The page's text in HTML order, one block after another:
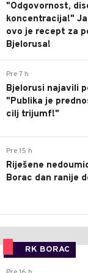
"Odgovornost,
koncentracija!"
ovo je recept za
Bjelorusa!
Pre 7 h
Bjelorusi najavili
"Publika je
cilj trijumf!"
Pre 15 h
Riješene
Borac dan ranije
RK BORAC